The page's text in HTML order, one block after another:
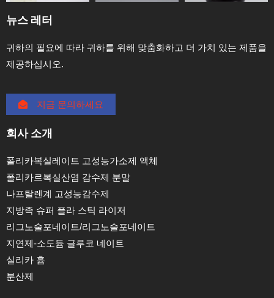
뉴스 레터
귀하의 필요에 따라 귀하를 위해 맞춤화하고 더 가치 있는 제품을
제공하십시오.
지금 문의하세요
회사 소개
폴리카복실레이트 고성능가소제 액체
폴리카르복실산염 감수제 분말
나프탈렌계 고성능감수제
지방족 슈퍼 플라 스틱 라이저
리그노술포네이트/리그노술포네이트
지연제-소도듐 글루코 네이트
실리카 흄
분산제